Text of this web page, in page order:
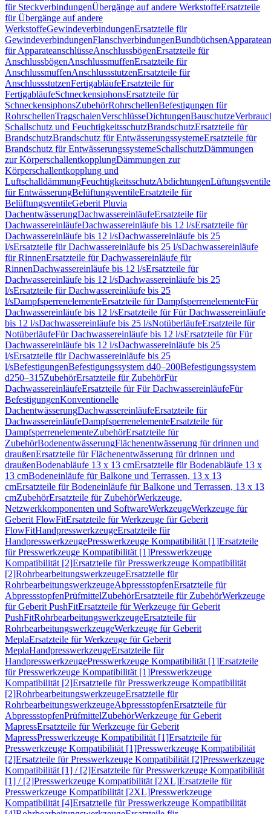
für SteckverbindungenÜbergänge auf andere WerkstoffeErsatzteile
für Übergänge auf andere
WerkstoffeGewindeverbindungenErsatzteile für
GewindeverbindungenFlanschverbindungenBundbüchsen
für ApparateanschlüsseAnschlussbögenErsatzteile für
AnschlussbögenAnschlussmuffenErsatzteile für
AnschlussmuffenAnschlussstutzenErsatzteile für
AnschlussstutzenFertigabläufeErsatzteile für
FertigabläufeSchneckensiphonsErsatzteile für
SchneckensiphonsZubehörRohrschellenBefestigungen für
RohrschellenTragschalenVerschlüsseDichtungenBauschutze
Schallschutz und FeuchtigkeitsschutzBrandschutzErsatzteile für
BrandschutzBrandschutz für EntwässerungssystemeErsatzteile für
Brandschutz für EntwässerungssystemeSchallschutzDämmungen
zur KörperschallentkopplungDämmungen zur
Körperschallentkopplung und
LuftschalldämmungFeuchtigkeitsschutzAbdichtungenLüftungsventile
für EntwässerungBelüftungsventileErsatzteile für
BelüftungsventileGeberit Pluvia
DachentwässerungDachwassereinläufeErsatzteile für
DachwassereinläufeDachwassereinläufe bis 12 l/sErsatzteile für
Dachwassereinläufe bis 12 l/sDachwassereinläufe bis 25
l/sErsatzteile für Dachwassereinläufe bis 25 l/sDachwassereinläufe
für RinnenErsatzteile für Dachwassereinläufe für
RinnenDachwassereinläufe bis 12 l/sErsatzteile für
Dachwassereinläufe bis 12 l/sDachwassereinläufe bis 25
l/sErsatzteile für Dachwassereinläufe bis 25
l/sDampfsperrenelementeErsatzteile für DampfsperrenelementeFür
Dachwassereinläufe bis 12 l/sErsatzteile für Für Dachwassereinläufe
bis 12 l/sDachwassereinläufe bis 25 l/sNotüberläufeErsatzteile für
NotüberläufeFür Dachwassereinläufe bis 12 l/sErsatzteile für Für
Dachwassereinläufe bis 12 l/sDachwassereinläufe bis 25
l/sErsatzteile für Dachwassereinläufe bis 25
l/sBefestigungenBefestigungssystem d40–200Befestigungssystem
d250–315ZubehörErsatzteile für ZubehörFür
DachwassereinläufeErsatzteile für Für DachwassereinläufeFür
BefestigungenKonventionelle
DachentwässerungDachwassereinläufeErsatzteile für
DachwassereinläufeDampfsperrenelementeErsatzteile für
DampfsperrenelementeZubehörErsatzteile für
ZubehörBodenentwässerungFlächenentwässerung für drinnen und
draußenErsatzteile für Flächenentwässerung für drinnen und
draußenBodenabläufe 13 x 13 cmErsatzteile für Bodenabläufe 13 x
13 cmBodeneinläufe für Balkone und Terrassen, 13 x 13
cmErsatzteile für Bodeneinläufe für Balkone und Terrassen, 13 x 13
cmZubehörErsatzteile für ZubehörWerkzeuge,
Netzwerkkomponenten und SoftwareWerkzeugeWerkzeuge für
Geberit FlowFitErsatzteile für Werkzeuge für Geberit
FlowFitHandpresswerkzeugeErsatzteile für
HandpresswerkzeugePresswerkzeuge Kompatibilität [1]Ersatzteile
für Presswerkzeuge Kompatibilität [1]Presswerkzeuge
Kompatibilität [2]Ersatzteile für Presswerkzeuge Kompatibilität
[2]RohrbearbeitungswerkzeugeErsatzteile für
RohrbearbeitungswerkzeugeAbpressstopfenErsatzteile für
AbpressstopfenPrüfmittelZubehörErsatzteile für ZubehörWerkzeuge
für Geberit PushFitErsatzteile für Werkzeuge für Geberit
PushFitRohrbearbeitungswerkzeugeErsatzteile für
RohrbearbeitungswerkzeugeWerkzeuge für Geberit
MeplaErsatzteile für Werkzeuge für Geberit
MeplaHandpresswerkzeugeErsatzteile für
HandpresswerkzeugePresswerkzeuge Kompatibilität [1]Ersatzteile
für Presswerkzeuge Kompatibilität [1]Presswerkzeuge
Kompatibilität [2]Ersatzteile für Presswerkzeuge Kompatibilität
[2]RohrbearbeitungswerkzeugeErsatzteile für
RohrbearbeitungswerkzeugeAbpressstopfenErsatzteile für
AbpressstopfenPrüfmittelZubehörWerkzeuge für Geberit
MapressErsatzteile für Werkzeuge für Geberit
MapressPresswerkzeuge Kompatibilität [1]Ersatzteile für
Presswerkzeuge Kompatibilität [1]Presswerkzeuge Kompatibilität
[2]Ersatzteile für Presswerkzeuge Kompatibilität [2]Presswerkzeuge
Kompatibilität [1] / [2]Ersatzteile für Presswerkzeuge Kompatibilität
[1] / [2]Presswerkzeuge Kompatibilität [2XL]Ersatzteile für
Presswerkzeuge Kompatibilität [2XL]Presswerkzeuge
Kompatibilität [4]Ersatzteile für Presswerkzeuge Kompatibilität